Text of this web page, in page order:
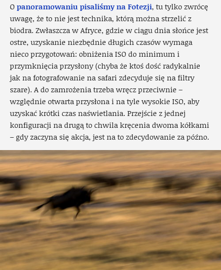
O panoramowaniu pisaliśmy na Fotezji, tu tylko zwrócę
uwagę, że to nie jest technika, którą można strzelić z
biodra. Zwłaszcza w Afryce, gdzie w ciągu dnia słońce jest
ostre, uzyskanie niezbędnie długich czasów wymaga
nieco przygotowań: obniżenia ISO do minimum i
przymknięcia przysłony (chyba że ktoś dość radykalnie
jak na fotografowanie na safari zdecyduje się na filtry
szare). A do zamrożenia trzeba wręcz przeciwnie –
względnie otwarta przysłona i na tyle wysokie ISO, aby
uzyskać krótki czas naświetlania. Przejście z jednej
konfiguracji na drugą to chwila kręcenia dwoma kółkami
– gdy zaczyna się akcja, jest na to zdecydowanie za późno.